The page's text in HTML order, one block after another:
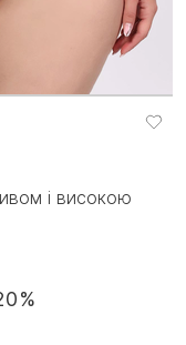
і високою